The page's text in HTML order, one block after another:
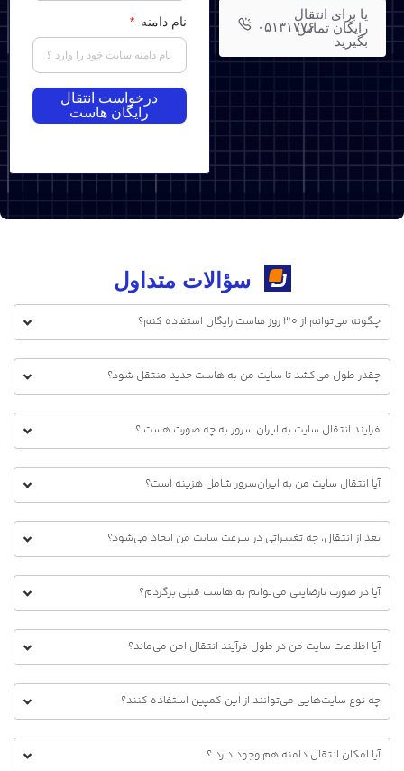
یا برای انتقال
رایگان تماس
بگیرید
۰۵۱۳۱۷۷۶ نام دامنه
درخواست انتقال
رایگان هاست
سؤالات متداول
چگونه می‌توانم از ۳۰ روز هاست رایگان استفاده کنم؟
چقدر طول می‌کشد تا سایت من به هاست جدید منتقل شود؟
فرایند انتقال سایت به ایران سرور به چه صورت هست ؟
آیا انتقال سایت من به ایران‌سرور شامل هزینه است؟
بعد از انتقال، چه تغییراتی در سرعت سایت من ایجاد می‌شود؟
آیا در صورت نارضایتی می‌توانم به هاست قبلی برگردم؟
آیا اطلاعات سایت من در طول فرآیند انتقال امن می‌ماند؟
چه نوع سایت‌هایی می‌توانند از این کمپین استفاده کنند؟
آیا امکان انتقال دامنه هم وجود دارد ؟